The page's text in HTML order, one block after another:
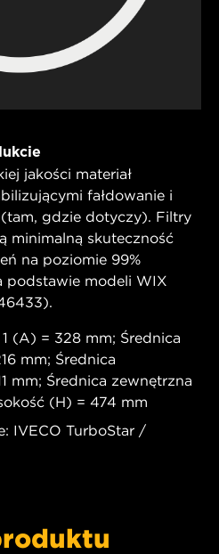
jakości materiał
fałdowanie i
gdzie dotyczy). Filtry
minimalną skuteczność
na poziomie 99%
podstawie modeli WIX
(A) = 328 mm; Średnica
mm; Średnica
mm; Średnica zewnętrzna
(H) = 474 mm
IVECO TurboStar /